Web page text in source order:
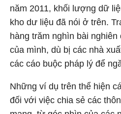
năm 2011, khối lượng dữ
kho dư liệu đã nói ở trên.
hàng trăm nghìn bài
của mình, dù bị các nhà
các cáo buộc pháp lý để
Những ví dụ trên thể hiện
đối với việc chia sẻ các